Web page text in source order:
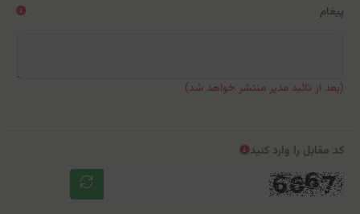
کد مقابل را وارد کنید